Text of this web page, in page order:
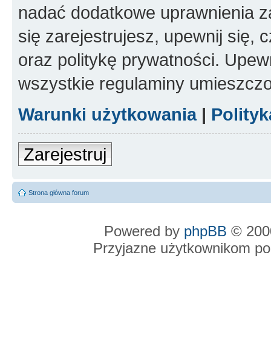
nadać dodatkowe uprawnienia
się zarejestrujesz, upewnij się,
oraz politykę prywatności.
wszystkie regulaminy
Warunki użytkowania|
Zarejestruj
Strona główna forum
Powered by phpBB ©
Przyjazne użytkownikom